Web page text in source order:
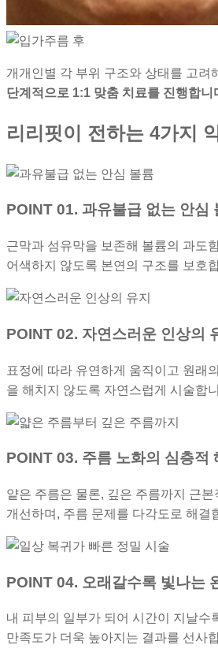
개개인별 각 부위 구조와 상태를 고려
단계적으로 1:1 맞춤 치료를 진행합니
리리핏이 전하는 4가지
POINT 01. 과유불급 없는 안심
근막과 섬유막을 보존해 볼륨의 과도
어색하지 않도록 본연의 구조를 보호
POINT 02. 자연스러운 인상의
표정에 따라 유연하게 움직이고 원래
을 해치지 않도록 자연스럽게 시술합
POINT 03. 주름 노화의 심층적
얕은 주름은 물론, 깊은 주름까지 근본
개선하며, 주름 문제를 다각도로 해결
POINT 04. 오래갈수록 빛나는
내 피부의 일부가 되어 시간이 지날수
만족도가 더욱 높아지는 결과를 선사